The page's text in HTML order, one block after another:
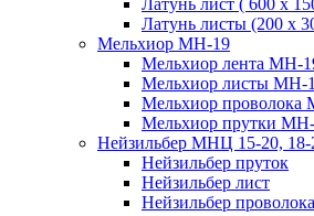
Латунь лист ( 600 х
Латунь листы (200 х
Мельхиор МН-19
Мельхиор лента МН-
Мельхиор листы МН-
Мельхиор проволока
Мельхиор прутки
Нейзильбер МНЦ 15-20, 18-
Нейзильбер пруток
Нейзильбер лист
Нейзильбер проволока